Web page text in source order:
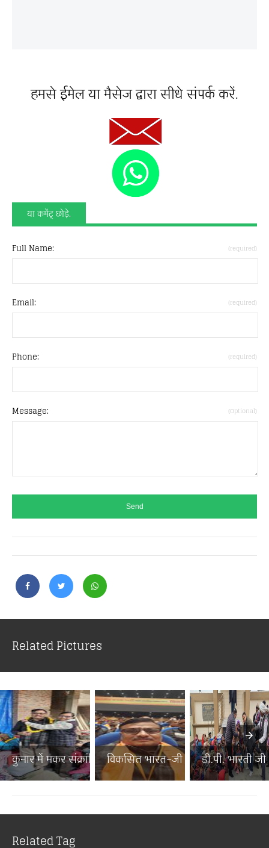
हमसे ईमेल या मैसेज द्वारा सीधे संपर्क करें.
या कमेंट् छोड़े.
Full Name: (required)
Email: (required)
Phone: (required)
Message: (Optional)
Related Pictures
कुनार में मकर संक्रांति पर...विकसित भारत–जी राम जी जनज...
डी.पी. भारती
Related Tag